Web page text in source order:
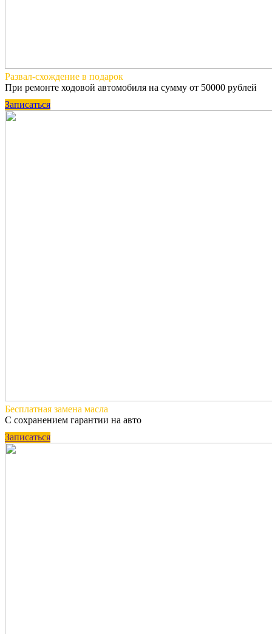
Развал-схождение в подарок
При ремонте ходовой автомобиля на сумму от 50000 рублей
Записаться
Бесплатная замена масла
С сохранением гарантии на авто
Записаться